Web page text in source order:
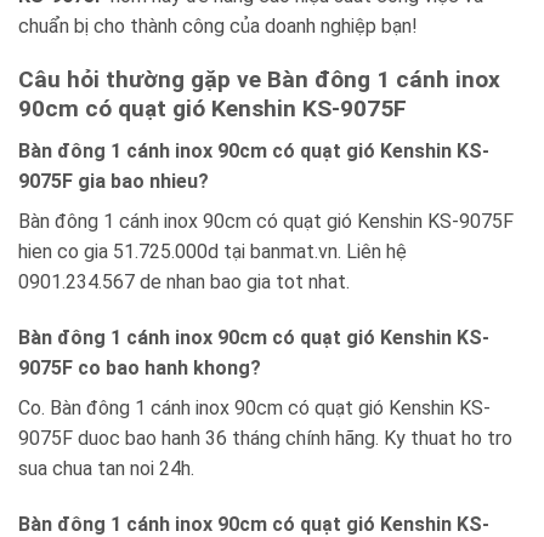
chuẩn bị cho thành công của doanh nghiệp bạn!
Câu hỏi thường gặp ve Bàn đông 1 cánh inox
90cm có quạt gió Kenshin KS-9075F
Bàn đông 1 cánh inox 90cm có quạt gió Kenshin KS-
9075F gia bao nhieu?
Bàn đông 1 cánh inox 90cm có quạt gió Kenshin KS-9075F
hien co gia 51.725.000d tại banmat.vn. Liên hệ
0901.234.567 de nhan bao gia tot nhat.
Bàn đông 1 cánh inox 90cm có quạt gió Kenshin KS-
9075F co bao hanh khong?
Co. Bàn đông 1 cánh inox 90cm có quạt gió Kenshin KS-
9075F duoc bao hanh 36 tháng chính hãng. Ky thuat ho tro
sua chua tan noi 24h.
Bàn đông 1 cánh inox 90cm có quạt gió Kenshin KS-